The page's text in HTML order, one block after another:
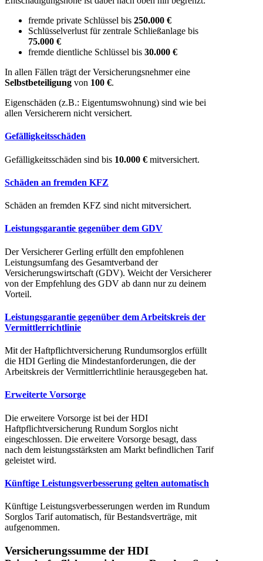
fremde private Schlüssel bis 250.000 €
Schlüsselverlust für zentrale Schließanlage bis
75.000 €
fremde dientliche Schlüssel bis 30.000 €
In allen Fällen trägt der Versicherungsnehmer eine
Selbstbeteiligung von 100 €.
Eigenschäden (z.B.: Eigentumswohnung) sind wie bei
allen Versicherern nicht versichert.
Gefälligkeitsschäden
Gefälligkeitsschäden sind bis 10.000 € mitversichert.
Schäden an fremden KFZ
Schäden an fremden KFZ sind nicht mitversichert.
Leistungsgarantie gegenüber dem GDV
Der Versicherer Gerling erfüllt den empfohlenen
Leistungsumfang des Gesamtverband der
Versicherungswirtschaft (GDV). Weicht der Versicherer
von der Empfehlung des GDV ab dann nur zu deinem
Vorteil.
Leistungsgarantie gegenüber dem Arbeitskreis der
Vermittlerrichtlinie
Mit der Haftpflichtversicherung Rundumsorglos erfüllt
die HDI Gerling die Mindestanforderungen, die der
Arbeitskreis der Vermittlerrichtlinie herausgegeben hat.
Erweiterte Vorsorge
Die erweitere Vorsorge ist bei der HDI
Haftpflichtversicherung Rundum Sorglos nicht
eingeschlossen. Die erweitere Vorsorge besagt, dass
nach dem leistungsstärksten am Markt befindlichen Tarif
geleistet wird.
Künftige Leistungsverbesserung gelten automatisch
Künftige Leistungsverbesserungen werden im Rundum
Sorglos Tarif automatisch, für Bestandsverträge, mit
aufgenommen.
Versicherungssumme der HDI